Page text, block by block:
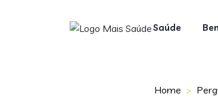
Saúde
Home